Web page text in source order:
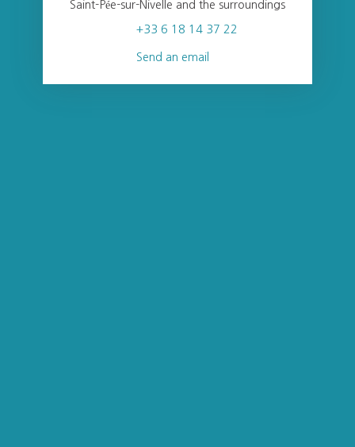
Saint-Pée-sur-Nivelle and the surroundings
+33 6 18 14 37 22
Send an email